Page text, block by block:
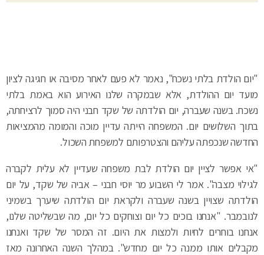
"יום הולדת בלתי נשכח", נאמר לא פעם לאחר מסיבה או חגיגה לציון
מועד יום ההולדת, אלא שבמקרה שלנו האירוע הוא באמת בלתי
נשכח. בשנה שעברה, יום הולדתה של שקד חבני היה סמוך לרציחתה,
בתוך השלושים יום. המשפחה הייתה עדיין מוכה והמומה מהמציאות
החדשה שנכפתה עליהם והצטרפותם למשפחת השכול.
"אי אפשר לציין יום הולדת לבת משפחה שעדיין לא עלית לקברה
לגילוי מצבה". אמר לי השבוע מר יוסי חבני – אביה של שקד, על יום
הולדתה שצויין בשנה שעברה ולקראת יום הולדתה שיערך בשמיני
לנובמבר. "אנחנו בוכים כל יום וצוחקים כל יום, מה שבשליטה שלנו,
אנחנו בוחרים לחיות ולמצות את היום. זה המסר של שקד ואנחנו
מקבלים אותו ממנה כל יום מחדש". במהלך השנה האחרונה מאז